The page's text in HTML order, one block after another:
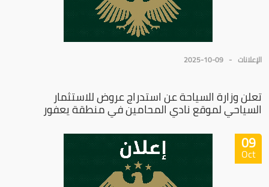
الإعلانات 2025-10-09
تعلن وزارة السياحة عن استدراج عروض للاستثمار
السياحي لموقع نادي المحامين في منطقة يعفور
09
Oct